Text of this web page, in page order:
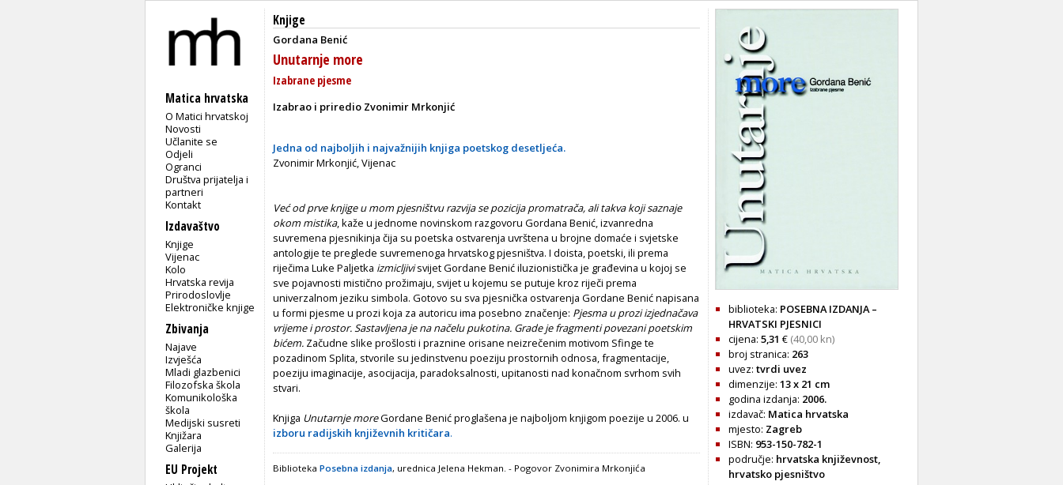
Matica hrvatska
O Matici hrvatskoj
Novosti
Učlanite se
Odjeli
Ogranci
Društva prijatelja i
partneri
Kontakt
Izdavaštvo
Knjige
Vijenac
Kolo
Hrvatska revija
Prirodoslovlje
Elektroničke knjige
Zbivanja
Najave
Izvješća
Mladi glazbenici
Filozofska škola
Komunikološka
škola
Medijski susreti
Knjižara
Galerija
EU Projekt
Knjige
Gordana Benić
Unutarnje more
Izabrane pjesme
Izabrao i priredio Zvonimir Mrkonjić
Jedna od najboljih i najvažnijih knjiga poetskog desetljeća.
Zvonimir Mrkonjić, Vijenac
Već od prve knjige u mom pjesništvu razvija se pozicija promatrača, ali takva koji saznaje
okom mistika, kaže u jednome novinskom razgovoru Gordana Benić, izvanredna
suvremena pjesnikinja čija su poetska ostvarenja uvrštena u brojne domaće i svjetske
antologije te preglede suvremenoga hrvatskog pjesništva. I doista, poetski, ili prema
riječima Luke Paljetka izmicljivisvijet Gordane Benić iluzionistička je građevina u kojoj se
sve pojavnosti mistično prožimaju, svijet u kojemu se putuje kroz riječi prema
univerzalnom jeziku simbola. Gotovo su sva pjesnička ostvarenja Gordane Benić napisana
u formi pjesme u prozi koja za autoricu ima posebno značenje: Pjesma u prozi izjednačava
vrijeme i prostor. Sastavljena je na načelu pukotina. Grade je fragmenti povezani poetskim
bićem. Začudne slike prošlosti i praznine orisane neizrečenim motivom Sfinge te
pozadinom Splita, stvorile su jedinstvenu poeziju prostornih odnosa, fragmentacije,
poeziju imaginacije, asocijacija, paradoksalnosti, upitanosti nad konačnom svrhom svih
stvari.
Knjiga Unutarnje moreGordane Benić proglašena je najboljom knjigom poezije u 2006. u
izboru radijskih književnih kritičara.
Biblioteka Posebna izdanja, urednica Jelena Hekman. - Pogovor Zvonimira Mrkonjića
biblioteka: POSEBNA IZDANJA –
HRVATSKI PJESNICI
cijena: 5,31 € (40,00 kn)
broj stranica: 263
uvez: tvrdi uvez
dimenzije: 13 x 21 cm
godina izdanja: 2006.
izdavač: Matica hrvatska
mjesto: Zagreb
ISBN: 953-150-782-1
područje: hrvatska književnost,
hrvatsko pjesništvo